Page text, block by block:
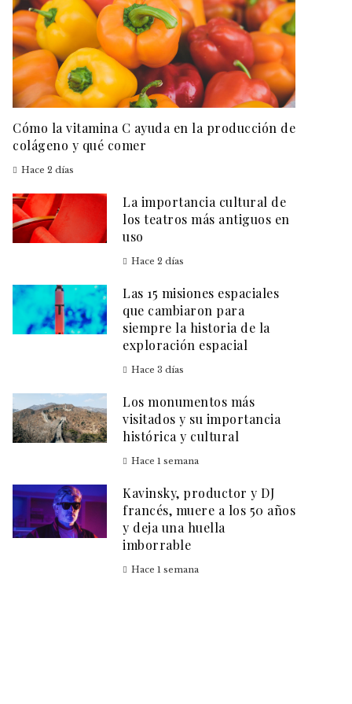
Cómo la vitamina C ayuda en la producción de
colágeno y qué comer
Hace 2 días
La importancia cultural de
los teatros más antiguos en
uso
Hace 2 días
Las 15 misiones espaciales
que cambiaron para
siempre la historia de la
exploración espacial
Hace 3 días
Los monumentos más
visitados y su importancia
histórica y cultural
Hace 1 semana
Kavinsky, productor y DJ
francés, muere a los 50 años
y deja una huella
imborrable
Hace 1 semana